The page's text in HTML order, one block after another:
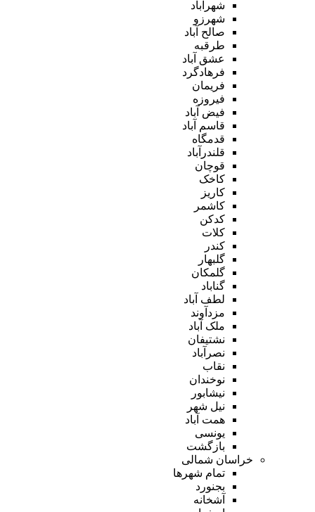
شهرآباد
شهرزو
صالح آباد
طرقبه
عشق آباد
فرهادگرد
فریمان
فیروزه
فیض آباد
قاسم آباد
قدمگاه
قلندرآباد
قوچان
کاخک
کاریز
کاشمر
کدکن
کلات
کندر
گلبهار
گلمکان
گناباد
لطف آباد
مزدآوند
ملک آباد
نشتیفان
نصرآباد
نقاب
نوخندان
نیشابور
نیل شهر
همت آباد
یونسی
بازگشت
خراسان شمالی
تمام شهر‌ها
بجنورد
آشخانه